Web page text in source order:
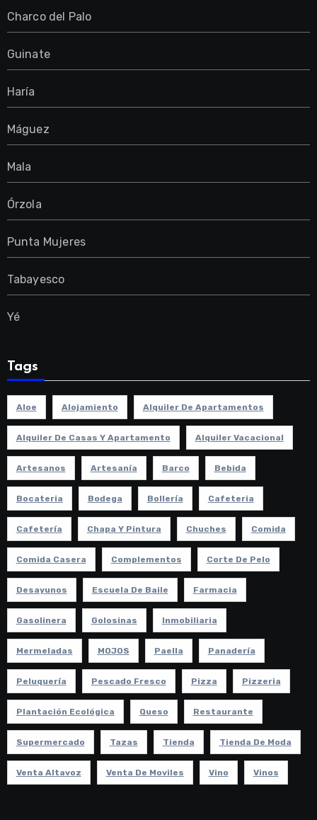
Charco del Palo
Guinate
Haría
Máguez
Mala
Órzola
Punta Mujeres
Tabayesco
Yé
Tags
Aloe Alojamiento Alquiler De Apartamentos
Alquiler De Casas Y Apartamento Alquiler Vacacional
Artesanos Artesanía Barco Bebida
Bocateria Bodega Bollería Cafeteria
Cafetería Chapa Y Pintura Chuches Comida
Comida Casera Complementos Corte De Pelo
Desayunos Escuela De Baile Farmacia
Gasolinera Golosinas Inmobiliaria
Mermeladas MOJOS Paella Panadería
Peluquería Pescado Fresco Pizza Pizzeria
Plantación Ecológica Queso Restaurante
Supermercado Tazas Tienda Tienda De Moda
Venta Altavoz Venta De Moviles Vino Vinos